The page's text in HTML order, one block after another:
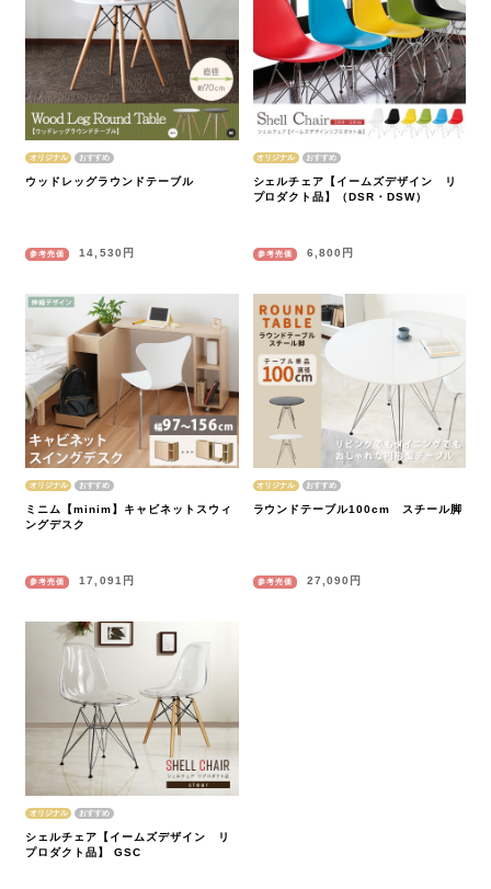
オリジナル
ウッドレッグラウンドテーブル
参考売価 14,530円
オリジナル
シェルチェア【イームズデザイン リ
プロダクト品】（DSR・DSW）
参考売価 6,800円
オリジナル
ミニム【minim】キャビネットスウィ
ングデスク
参考売価 17,091円
オリジナル
ラウンドテーブル100cm スチール脚
参考売価 27,090円
オリジナル
シェルチェア【イームズデザイン リ
プロダクト品】 GSC